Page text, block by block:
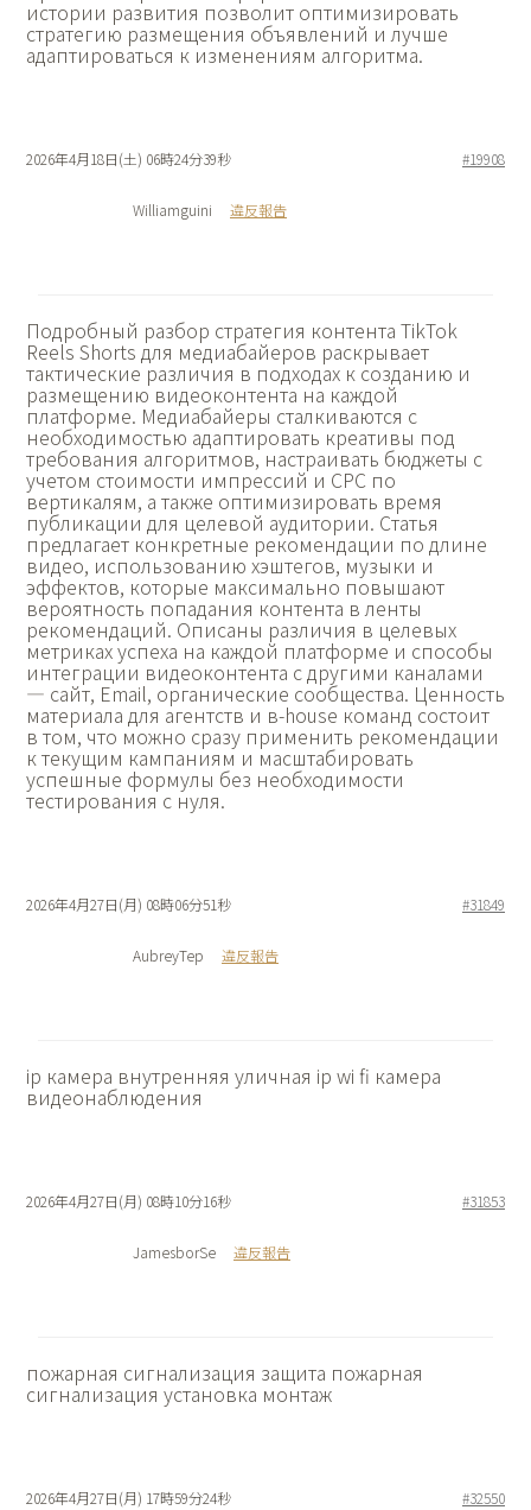
истории развития позволит оптимизировать
стратегию размещения объявлений и лучше
адаптироваться к изменениям алгоритма.
2026年4月18日(土) 06時24分39秒 #19908
Williamguini 違反報告
Подробный разбор стратегия контента TikTok
Reels Shorts для медиабайеров раскрывает
тактические различия в подходах к созданию и
размещению видеоконтента на каждой
платформе. Медиабайеры сталкиваются с
необходимостью адаптировать креативы под
требования алгоритмов, настраивать бюджеты с
учетом стоимости импрессий и CPC по
вертикалям, а также оптимизировать время
публикации для целевой аудитории. Статья
предлагает конкретные рекомендации по длине
видео, использованию хэштегов, музыки и
эффектов, которые максимально повышают
вероятность попадания контента в ленты
рекомендаций. Описаны различия в целевых
метриках успеха на каждой платформе и способы
интеграции видеоконтента с другими каналами
— сайт, Email, органические сообщества. Ценность
материала для агентств и в-house команд состоит
в том, что можно сразу применить рекомендации
к текущим кампаниям и масштабировать
успешные формулы без необходимости
тестирования с нуля.
2026年4月27日(月) 08時06分51秒 #31849
AubreyTep 違反報告
ip камера внутренняя уличная ip wi fi камера
видеонаблюдения
2026年4月27日(月) 08時10分16秒 #31853
JamesborSe 違反報告
пожарная сигнализация защита пожарная
сигнализация установка монтаж
2026年4月27日(月) 17時59分24秒 #32550